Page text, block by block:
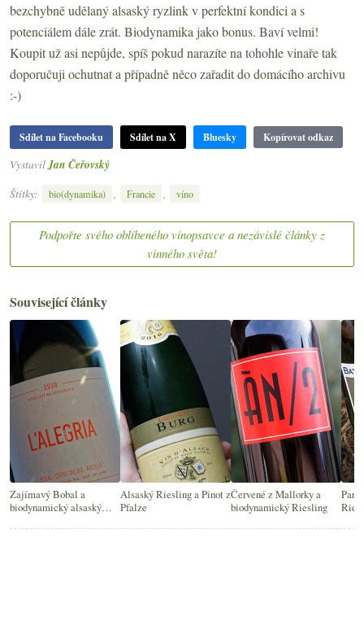
bezchybně udělaný alsaský ryzlink v perfektní kondici a s
potenciálem dále zrát. Biodynamika jako bonus. Baví velmi!
Koupit už asi nepůjde, spíš pokud narazíte na tohohle vinaře tak
doporučuji ochutnat a případně něco zařadit do domácího archivu
:-)
Sdílet na Facebooku Sdílet na X Bluesky Kopírovat odkaz
Vystavil Jan Čeřovský
Štítky:
bio(dynamika) , Francie , víno
Podpořte svého oblíbeného vínopsavce a nezávislé články z
vinného světa!
Související články
Zajímavý Bobal a
biodynamický alsaský
Alsaský Riesling a Pinot z
Pfalze
Červené z Mallorky a
biodynamický Riesling